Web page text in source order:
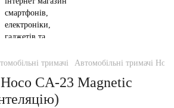
тримачі Автомобільні тримачі Hoco
CA-23 Magnetic